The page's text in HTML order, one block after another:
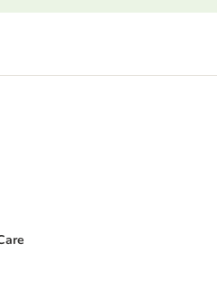
Fresh Katzenstreu